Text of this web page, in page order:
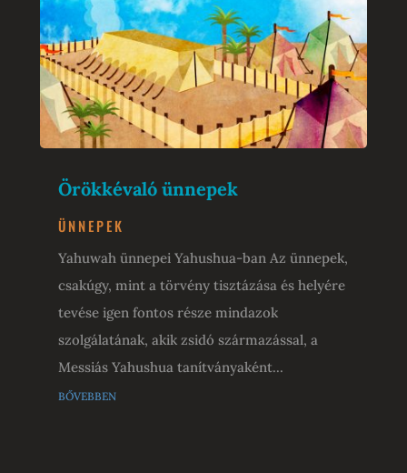
Örökkévaló ünnepek
ÜNNEPEK
Yahuwah ünnepei Yahushua-ban Az ünnepek,
csakúgy, mint a törvény tisztázása és helyére
tevése igen fontos része mindazok
szolgálatának, akik zsidó származással, a
Messiás Yahushua tanítványaként...
bővebben